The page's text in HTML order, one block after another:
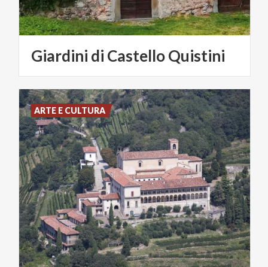
Giardini di CastelloQuistini
ARTE E CULTURA